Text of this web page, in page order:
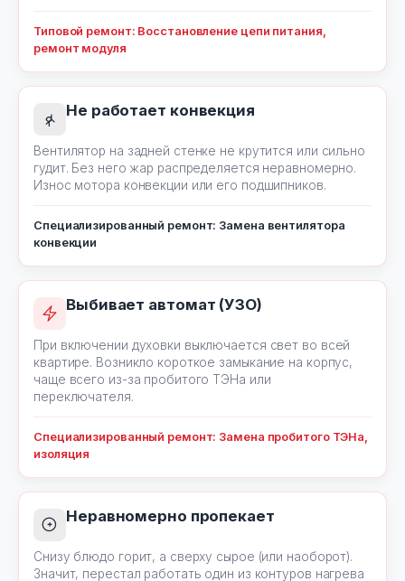
Типовой ремонт: Восстановление цепи питания,
ремонт модуля
Не работает конвекция
Вентилятор на задней стенке не крутится или сильно
гудит. Без него жар распределяется неравномерно.
Износ мотора конвекции или его подшипников.
Специализированный ремонт: Замена вентилятора
конвекции
Выбивает автомат (УЗО)
При включении духовки выключается свет во всей
квартире. Возникло короткое замыкание на корпус,
чаще всего из-за пробитого ТЭНа или
переключателя.
Специализированный ремонт: Замена пробитого ТЭНа,
изоляция
Неравномерно пропекает
Снизу блюдо горит, а сверху сырое (или наоборот).
Значит, перестал работать один из контуров нагрева